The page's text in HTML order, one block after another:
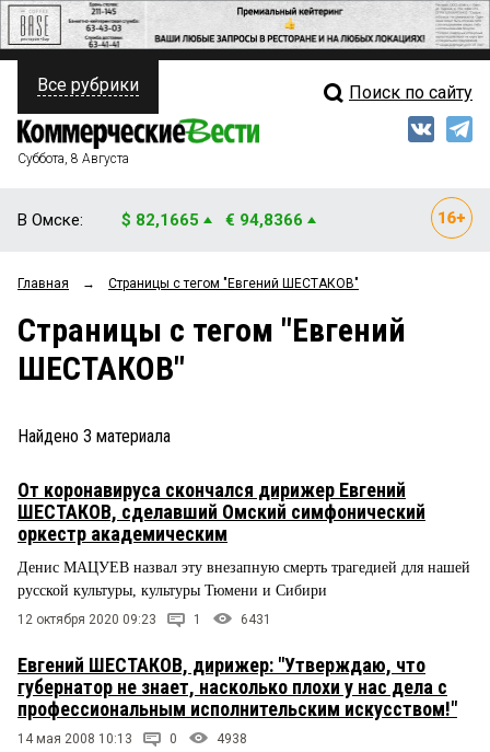
ПОЛИТИКА
ФИНАНСЫ
ОБЩЕСТВО
ЗАКОН
ПРОИСШЕСТВИЯ
СТИЛЬ ЖИЗНИ
Свежий выпуск
Мнения
Рейтинги
Все рубрики Поиск по сайту
Суббота, 8 Августа
В Омске: $ 82,1665 € 94,8366
Главная → Страницы c тегом "Евгений ШЕСТАКОВ"
Страницы c тегом "Евгений
ШЕСТАКОВ"
Найдено 3 материала
От коронавируса скончался дирижер Евгений
ШЕСТАКОВ, сделавший Омский симфонический
оркестр академическим
Денис МАЦУЕВ назвал эту внезапную смерть трагедией для нашей
русской культуры, культуры Тюмени и Сибири
12 октября 2020 09:23 1 6431
Евгений ШЕСТАКОВ, дирижер: "Утверждаю, что
губернатор не знает, насколько плохи у нас дела с
профессиональным исполнительским искусством!"
14 мая 2008 10:13 0 4938